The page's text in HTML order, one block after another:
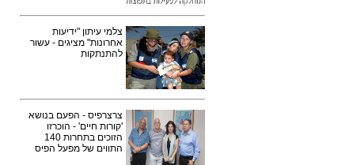
צלמי עיתון "ידיעות
אחרונות" מציגים - עשור
להתנתקות
צרצרפיס - הפעם בנושא
'קורות חיים' - הוכרזו
הזוכים בתחרות 140
התווים של מפעל הפיס